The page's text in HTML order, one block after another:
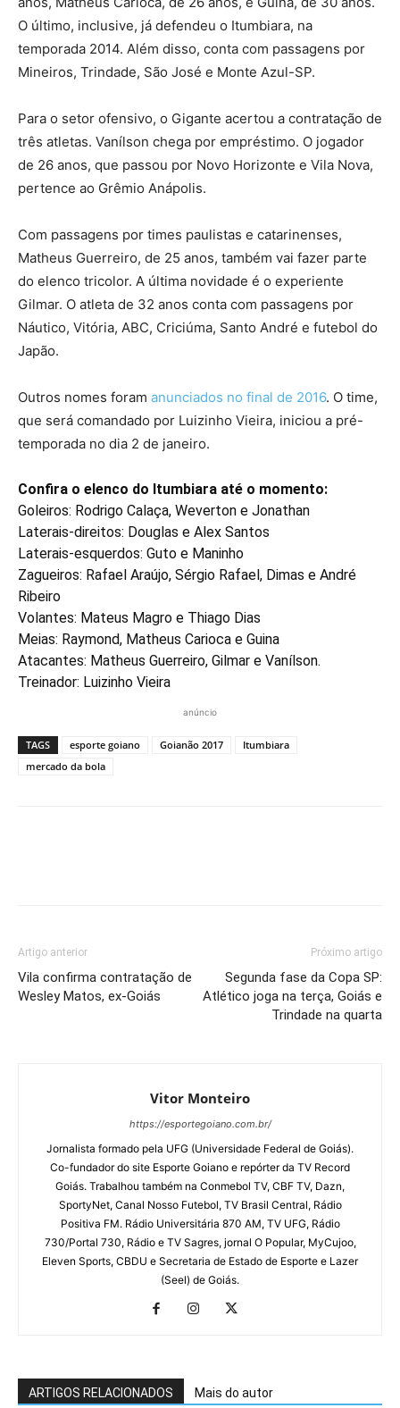
O último, inclusive, já defendeu o Itumbiara, na
temporada 2014. Além disso, conta com passagens por
Mineiros, Trindade, São José e Monte Azul-SP.
Para o setor ofensivo, o Gigante acertou a contratação de
três atletas. Vanílson chega por empréstimo. O jogador
de 26 anos, que passou por Novo Horizonte e Vila Nova,
pertence ao Grêmio Anápolis.
Com passagens por times paulistas e catarinenses,
Matheus Guerreiro, de 25 anos, também vai fazer parte
do elenco tricolor. A última novidade é o experiente
Gilmar. O atleta de 32 anos conta com passagens por
Náutico, Vitória, ABC, Criciúma, Santo André e futebol do
Japão.
Outros nomes foram anunciados no final de 2016. O time,
que será comandado por Luizinho Vieira, iniciou a pré-
temporada no dia 2 de janeiro.
Confira o elenco do Itumbiara até o momento:
Goleiros: Rodrigo Calaça, Weverton e Jonathan
Laterais-direitos: Douglas e Alex Santos
Laterais-esquerdos: Guto e Maninho
Zagueiros: Rafael Araújo, Sérgio Rafael, Dimas e André
Ribeiro
Volantes: Mateus Magro e Thiago Dias
Meias: Raymond, Matheus Carioca e Guina
Atacantes: Matheus Guerreiro, Gilmar e Vanílson.
Treinador: Luizinho Vieira
anúncio
TAGS esporte goiano Goianão 2017
Itumbiara
mercado da bola
Artigo anterior
Vila confirma contratação de
Wesley Matos, ex-Goiás
Próximo artigo
Segunda fase da Copa SP:
Atlético joga na terça, Goiás e
Trindade na quarta
Vitor Monteiro
https://esportegoiano.com.br/
Jornalista formado pela UFG (Universidade Federal de Goiás).
Co-fundador do site Esporte Goiano e repórter da TV Record
Goiás. Trabalhou também na Conmebol TV, CBF TV, Dazn,
SportyNet, Canal Nosso Futebol, TV Brasil Central, Rádio
Positiva FM. Rádio Universitária 870 AM, TV UFG, Rádio
730/Portal 730, Rádio e TV Sagres, jornal O Popular, MyCujoo,
Eleven Sports, CBDU e Secretaria de Estado de Esporte e Lazer
(Seel) de Goiás.
ARTIGOS RELACIONADOS Mais do autor